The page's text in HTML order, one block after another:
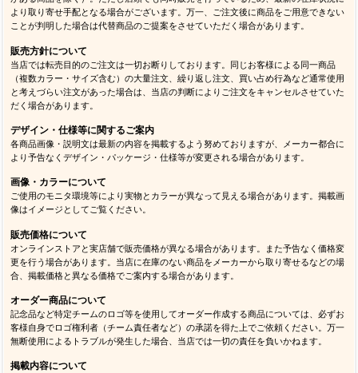
より取り寄せ手配となる場合がございます。万一、ご注文後に商品をご用意できない
ことが判明した場合は代替商品のご提案をさせていただく場合があります。
販売方針について
当店では転売目的のご注文は一切お断りしております。同じお客様による同一商品
（複数カラー・サイズ含む）の大量注文、繰り返し注文、買い占め行為など通常使用
と考えづらい注文があった場合は、当店の判断によりご注文をキャンセルさせていた
だく場合があります。
デザイン・仕様等に関するご案内
各商品画像・説明文は最新の内容を掲載するよう努めておりますが、メーカー都合に
より予告なくデザイン・パッケージ・仕様等が変更される場合があります。
画像・カラーについて
ご使用のモニタ環境等により実物とカラーが異なって見える場合があります。掲載画
像はイメージとしてご覧ください。
販売価格について
オンラインストアと実店舗で販売価格が異なる場合があります。また予告なく価格変
更を行う場合があります。当店に在庫のない商品をメーカーから取り寄せるなどの場
合、掲載価格と異なる価格でご案内する場合があります。
オーダー商品について
記念品など特定チームのロゴ等を使用してオーダー作成する商品については、必ずお
客様自身でロゴ権利者（チーム責任者など）の承諾を得た上でご依頼ください。万一
無断使用によるトラブルが発生した場合、当店では一切の責任を負いかねます。
掲載内容について